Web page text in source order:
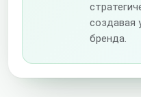
создавая
бренда.